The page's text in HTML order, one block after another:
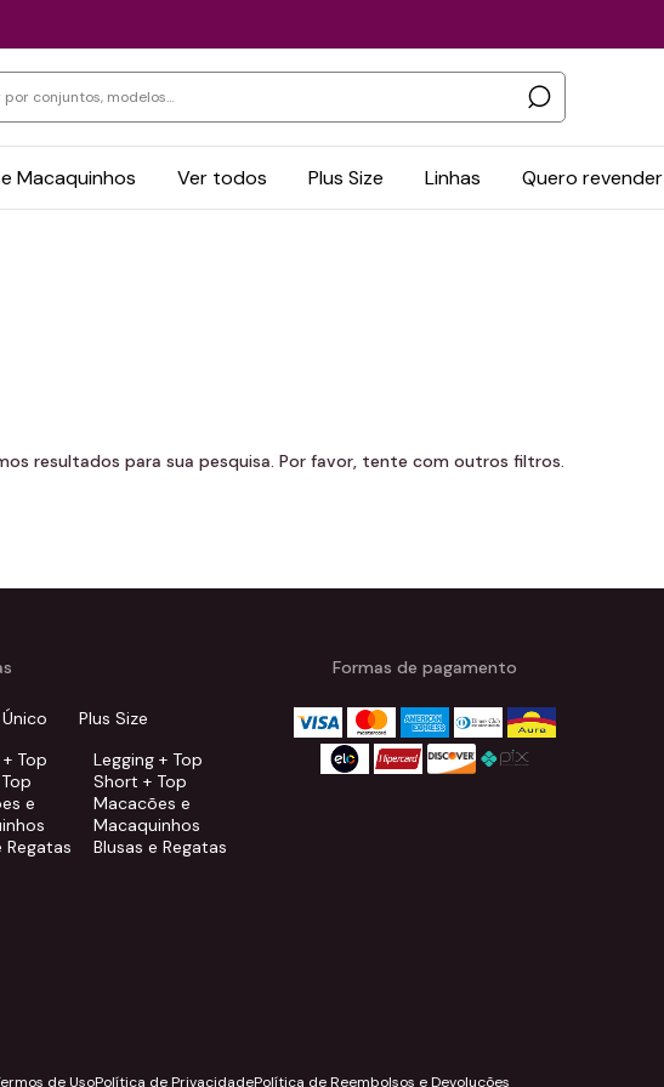
Macaquinhos Ver todos Plus Size Linhas Quero revender
resultados para sua pesquisa. Por favor, tente com outros filtros.
Top
e
Regatas
Plus Size
Legging + Top
Short + Top
Macacões e
Macaquinhos
Blusas e Regatas
Formas de pagamento
de UsoPolítica de PrivacidadePolítica de Reembolsos e Devoluções